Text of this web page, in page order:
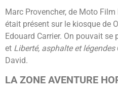
Marc Provencher, de Moto
était présent sur le kiosque de
Edouard Carrier. On pouvait se
et Liberté, asphalte et légendes
David.
LA ZONE AVENTURE